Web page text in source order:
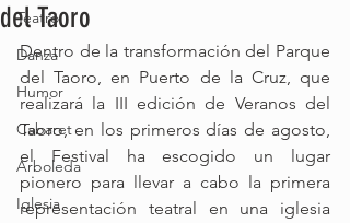
Teatro
Danza
Humor
Cabaret
Arboleda
Iglesia
del Taoro
Dentro de la transformación del Parque
del Taoro, en Puerto de la Cruz, que
realizará la III edición de Veranos del
Taoro, en los primeros días de agosto,
el Festival ha escogido un lugar
pionero para llevar a cabo la primera
representación teatral en una iglesia